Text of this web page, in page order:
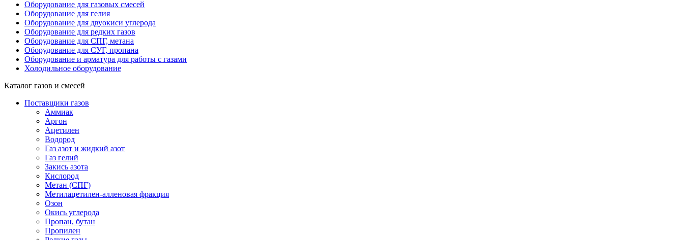
Оборудование для газовых смесей
Оборудование для гелия
Оборудование для двуокиси углерода
Оборудование для редких газов
Оборудование для СПГ, метана
Оборудование для СУГ, пропана
Оборудование и арматура для работы с газами
Холодильное оборудование
Каталог газов и смесей
Поставщики газов
Аммиак
Аргон
Ацетилен
Водород
Газ азот и жидкий азот
Газ гелий
Закись азота
Кислород
Метан (СПГ)
Метилацетилен-алленовая фракция
Озон
Окись углерода
Пропан, бутан
Пропилен